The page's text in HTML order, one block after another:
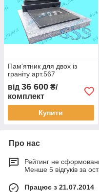
Пам'ятник для двох із
граніту арт.567
від 36 600 ₴/
комплект
Купити
Про нас
Рейтинг не
Менше 5 відгуків за
Працює з 21.07.2014